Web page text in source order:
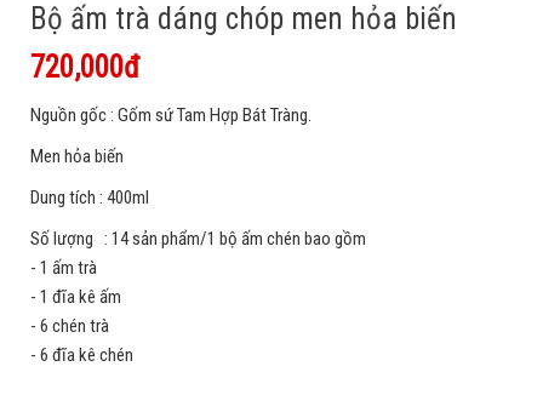
Bộ ấm trà dáng chóp men hỏa biến
720,000đ
Nguồn gốc : Gốm sứ Tam Hợp Bát Tràng.
Men hỏa biến
Dung tích : 400ml
Số lượng : 14 sản phẩm/1 bộ ấm chén bao gồm
- 1 ấm trà
- 1 đĩa kê ấm
- 6 chén trà
- 6 đĩa kê chén